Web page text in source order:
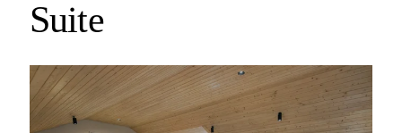
Suite